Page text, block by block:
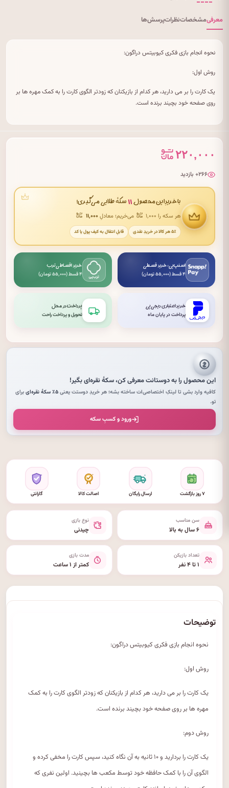
معرفیمشخصاتنظراتپرسش‌ها
نحوه انجام بازی فکری کیوبیتس دراگون:
روش اول:
یک کارت را بر می دارید، هر کدام از بازیکنان که زودتر الگوی کارت را به کمک مهره ها بر
روی صفحه خود بچیند برنده است.
۲۲۰,۰۰۰
۲۶۶+ بازدید
با خریدِ این محصول ۱۱ سکهٔ طلایی می‌گیری!
هر سکه را ۱٬۰۰۰ می‌خریم؛ معادلِ۱۱٬۰۰۰
۵٪ هر کالا در خریدِ نقدی قابلِ انتقال به کیف پول یا کد
اسنپ‌پی: خرید قسطی
۴ قسط (۵۵٬۰۰۰ تومان)
خرید اقساطی ترب
۴ قسط (۵۵٬۰۰۰ تومان)
خرید اعتباری دیجی‌پی
پرداخت در پایان ماه
پرداخت در محل
تحویل و پرداخت راحت
این محصول را به دوستانت معرفی کن،سکهٔ نقره‌ایبگیر!
کافیه وارد بشی تا لینکِ اختصاصی‌ات ساخته بشه؛ هر خریدِ دوستت یعنی۵٪ سکهٔ نقره‌ای
برای
تو.
ورود و کسبِ سکه
۷ روز بازگشت ارسال رایگان اصالت کالا گارانتی
سن مناسب
۶ سال به بالا
نوع بازی
چیدنی
تعداد بازیکن
۱ تا ۴ نفر
مدت بازی
کمتر از ۱ ساعت
توضیحات
نحوه انجام بازی فکری کیوبیتس دراگون:
روش اول:
یک کارت را بر می دارید، هر کدام از بازیکنان که زودتر الگوی کارت را به کمک
مهره ها بر روی صفحه خود بچیند برنده است.
روش دوم:
یک کارت را بردارید و ۱۰ ثانیه به آن نگاه کنید، سپس کارت را مخفی کرده و
الگوی آن را با کمک حافظه خود توسط مکعب ها بچینید. اولین نفری که